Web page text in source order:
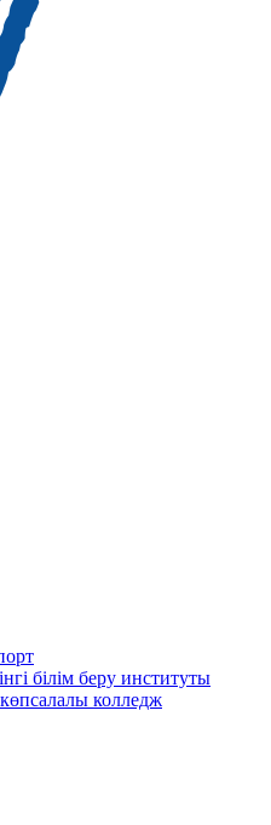
білім беру институты
колледж